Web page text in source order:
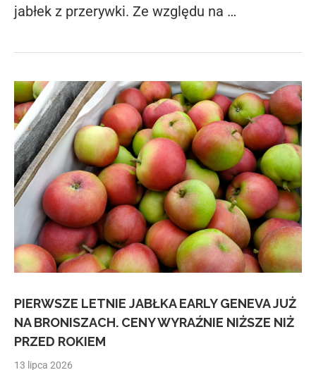
jabłek z przerywki. Ze względu na …
PIERWSZE LETNIE JABŁKA EARLY GENEVA JUŻ
NA BRONISZACH. CENY WYRAŹNIE NIŻSZE NIŻ
PRZED ROKIEM
13 lipca 2026